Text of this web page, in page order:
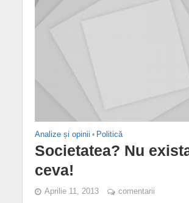
Analize și opinii • Politică
Societatea? Nu
ceva!
Aprilie 11, 2013 comentarii